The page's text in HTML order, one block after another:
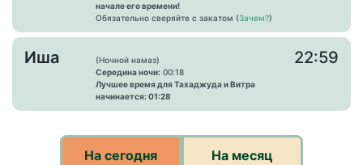
начале его времени!
Обязательно сверяйте с закатом (Зачем?)
Иша
(Ночной намаз)
Середина ночи: 00:18
Лучшее время для Тахаджуда и Витра
начинается: 01:28
22:59
На сегодня На месяц